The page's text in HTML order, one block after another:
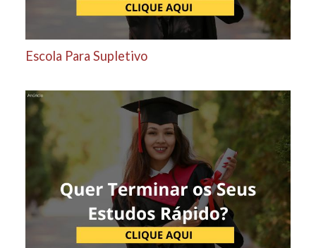
Escola Para Supletivo